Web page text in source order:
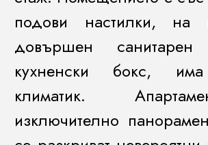
подови настилки, на
довършен
кухненски бокс, има
климатик.
изключително